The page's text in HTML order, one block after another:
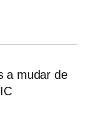
a mudar de